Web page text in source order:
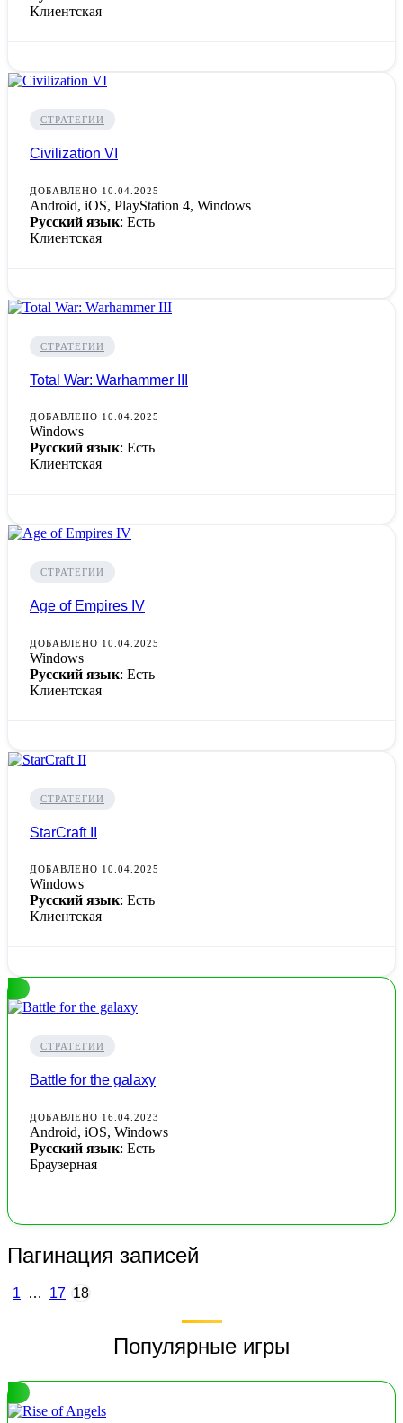
Клиентская
СТРАТЕГИИ
Civilization VI
ДОБАВЛЕНО 10.04.2025
Android, iOS, PlayStation 4, Windows
Русский язык: Есть
Клиентская
СТРАТЕГИИ
Total War: Warhammer III
ДОБАВЛЕНО 10.04.2025
Windows
Русский язык: Есть
Клиентская
СТРАТЕГИИ
Age of Empires IV
ДОБАВЛЕНО 10.04.2025
Windows
Русский язык: Есть
Клиентская
СТРАТЕГИИ
StarCraft II
ДОБАВЛЕНО 10.04.2025
Windows
Русский язык: Есть
Клиентская
СТРАТЕГИИ
Battle for the galaxy
ДОБАВЛЕНО 16.04.2023
Android, iOS, Windows
Русский язык: Есть
Браузерная
Пагинация записей
1 … 17 18
Популярные игры